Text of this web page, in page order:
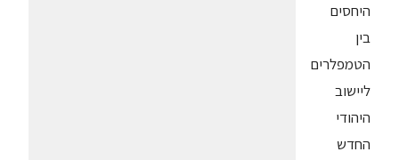
היחסים
בין
הטמפלרים
ליישוב
היהודי
החדש